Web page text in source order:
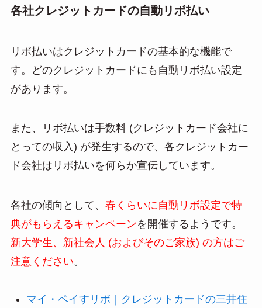
各社クレジットカードの自動リボ払い
リボ払いはクレジットカードの基本的な機能で
す。どのクレジットカードにも自動リボ払い設定
があります。
また、リボ払いは手数料 (クレジットカード会社に
とっての収入) が発生するので、各クレジットカー
ド会社はリボ払いを何らか宣伝しています。
各社の傾向として、 春くらいに自動リボ設定で特
典がもらえるキャンペーンを開催するようです。
新大学生、新社会人 (およびそのご家族) の方はご
注意ください。
マイ・ペイすリボ｜クレジットカードの三井住